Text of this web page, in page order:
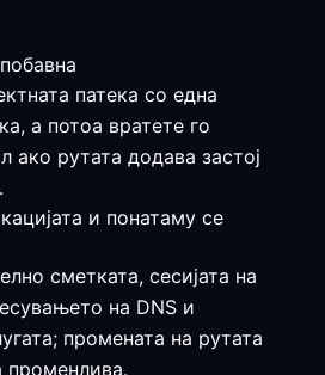
патека со една
а потоа вратете го
ако рутата додава застој
и понатаму се
сметката, сесијата на
на DNS и
промената на рутата
променлива.